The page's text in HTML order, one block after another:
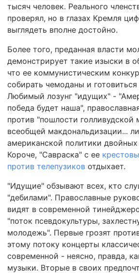
тысяч человек. Реального
проверял, но в глазах Кремля
выглядеть вполне достойно.
Более того, преданная власти
демонстрирует такие изыски в
что ее коммунистическим
собирать чемоданы и
Любимый лозунг "идущих" -
победа будет наша",
против "пошлости голливудской
всеобщей макдональдизации...
американской политики двойных
Короче, "Савраска" с ее
против телепузиков отдыхает.
"Идущие" обзывают всех, кто
"дебилами". Православные
видят в современной
"поток псевдокультуры,
молодежь". Первые грозят
этому потоку концерты
современной - неясно, правда,
музыки. Вторые в своих